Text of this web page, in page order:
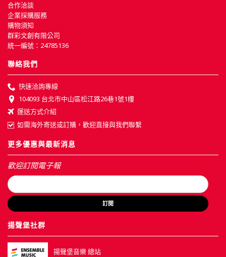
合作洽談
企業採購服務
購物須知
群彩文創有限公司
統一編號：24785136
聯絡我們
快速洽詢專線
104093 台北市中山區松江路26巷1號1樓
運送方式介紹
如需海外寄送或訂購，歡迎直接與我們聯繫
更多優惠與最新消息
歡迎訂閱電子報
訂閱
揚聲堡社群
揚聲堡音樂 總站